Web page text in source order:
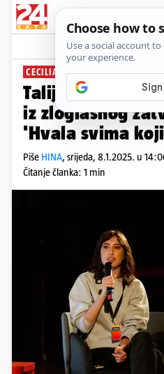
CECILIA SALA
Talijansku
iz zloglasnog
'Hvala svima
Piše HINA, srijeda, 8.1.2025. u
Čitanje članka: 1 min